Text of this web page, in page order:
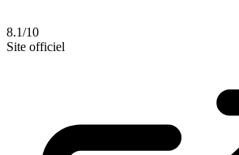
8.1/10
Site officiel